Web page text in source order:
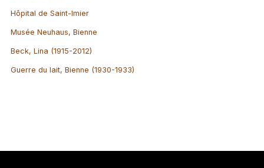
Hôpital de Saint-Imier
Musée Neuhaus, Bienne
Beck, Lina (1915-2012)
Guerre du lait, Bienne (1930-1933)